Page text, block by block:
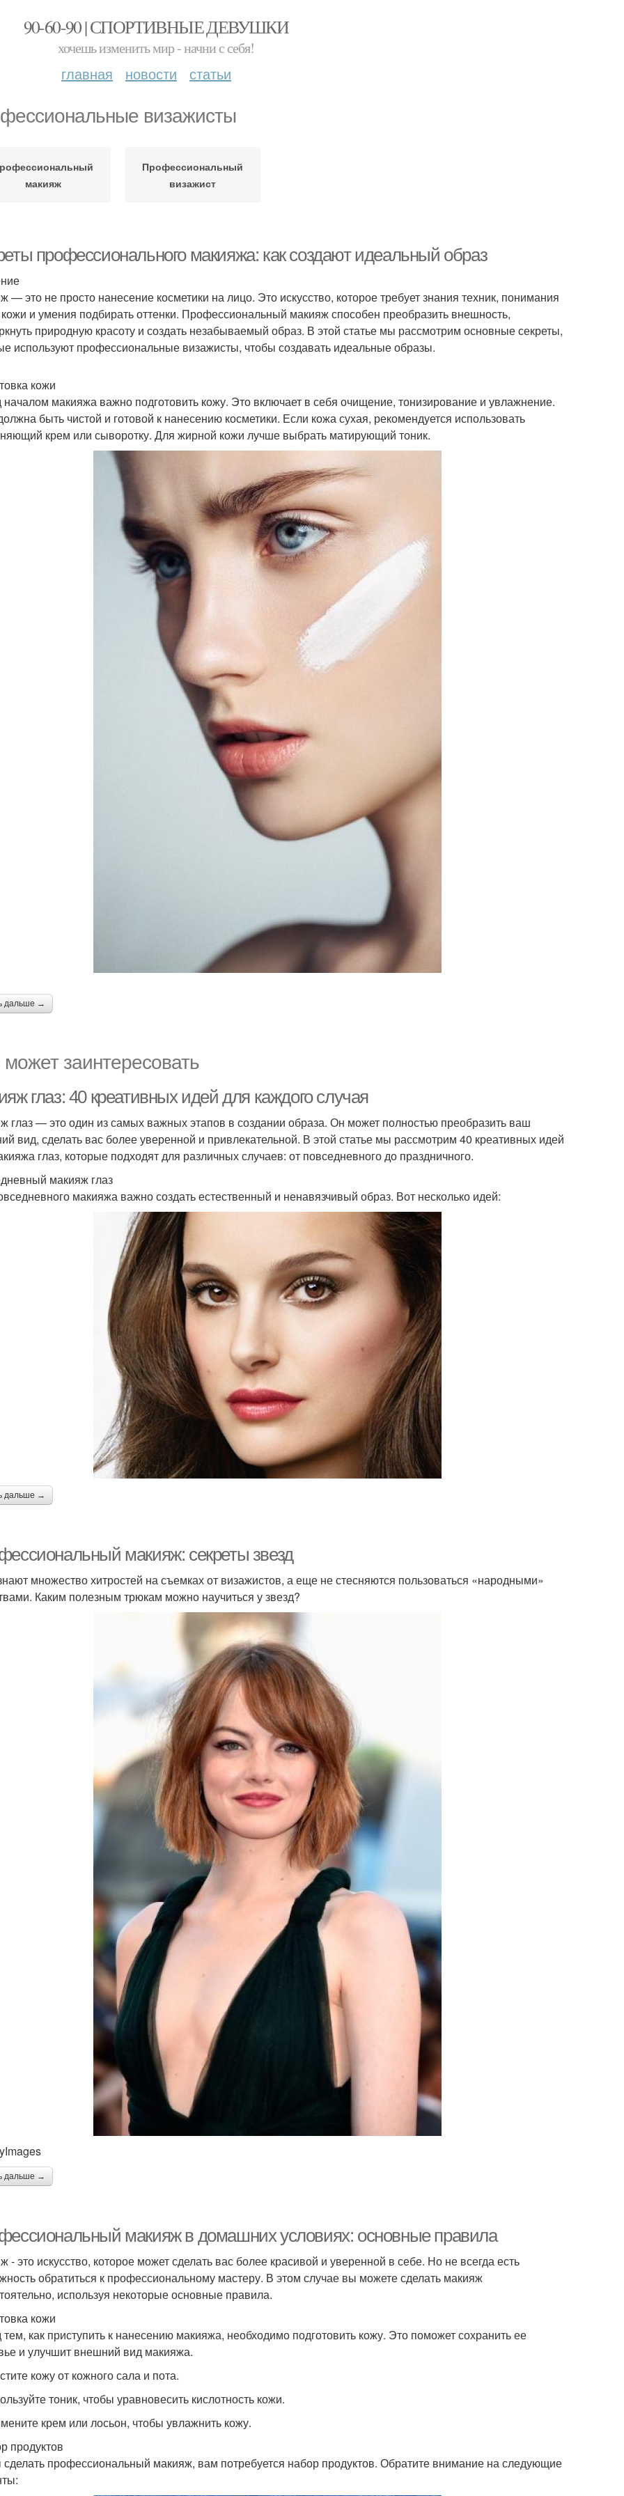
90-60-90 | СПОРТИВНЫЕ ДЕВУШКИ
хочешь изменить мир - начни с себя!
главная новости статьи
визажисты
макияж
Профессиональный
визажист
профессионального макияжа: как создают идеальный образ
— это не просто нанесение косметики на лицо. Это искусство, которое требует знания техник, понимания
и умения подбирать оттенки. Профессиональный макияж способен преобразить внешность,
природную красоту и создать незабываемый образ. В этой статье мы рассмотрим основные секреты,
используют профессиональные визажисты, чтобы создавать идеальные образы.
кожи
макияжа важно подготовить кожу. Это включает в себя очищение, тонизирование и увлажнение.
быть чистой и готовой к нанесению косметики. Если кожа сухая, рекомендуется использовать
крем или сыворотку. Для жирной кожи лучше выбрать матирующий тоник.
дальше →
заинтересовать
глаз: 40 креативных идей для каждого случая
глаз — это один из самых важных этапов в создании образа. Он может полностью преобразить ваш
вид, сделать вас более уверенной и привлекательной. В этой статье мы рассмотрим 40 креативных идей
глаз, которые подходят для различных случаев: от повседневного до праздничного.
макияж глаз
макияжа важно создать естественный и ненавязчивый образ. Вот несколько идей:
дальше →
макияж: секреты звезд
множество хитростей на съемках от визажистов, а еще не стесняются пользоваться «народными»
Каким полезным трюкам можно научиться у звезд?
дальше →
макияж в домашних условиях: основные правила
- это искусство, которое может сделать вас более красивой и уверенной в себе. Но не всегда есть
обратиться к профессиональному мастеру. В этом случае вы можете сделать макияж
используя некоторые основные правила.
кожи
как приступить к нанесению макияжа, необходимо подготовить кожу. Это поможет сохранить ее
и улучшит внешний вид макияжа.
кожу от кожного сала и пота.
тоник, чтобы уравновесить кислотность кожи.
крем или лосьон, чтобы увлажнить кожу.
продуктов
профессиональный макияж, вам потребуется набор продуктов. Обратите внимание на следующие